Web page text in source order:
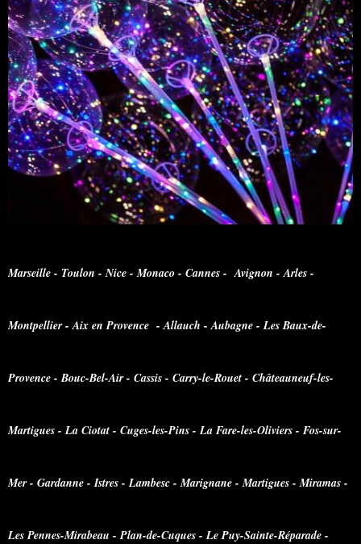
Marseille - Toulon - Nice - Monaco - Cannes - Avignon - Arles -
Montpellier - Aix en Provence - Allauch - Aubagne - Les Baux-de-
Provence - Bouc-Bel-Air - Cassis - Carry-le-Rouet - Châteauneuf-les-
Martigues - La Ciotat - Cuges-les-Pins - La Fare-les-Oliviers - Fos-sur-
Mer - Gardanne - Istres - Lambesc - Marignane - Martigues - Miramas -
Les Pennes-Mirabeau - Plan-de-Cuques - Le Puy-Sainte-Réparade -